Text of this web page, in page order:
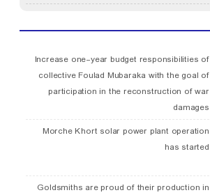
Increase one-year budget responsibilities of
collective Foulad Mubaraka with the goal of
participation in the reconstruction of war
damages
Morche Khort solar power plant operation
has started
Goldsmiths are proud of their production in